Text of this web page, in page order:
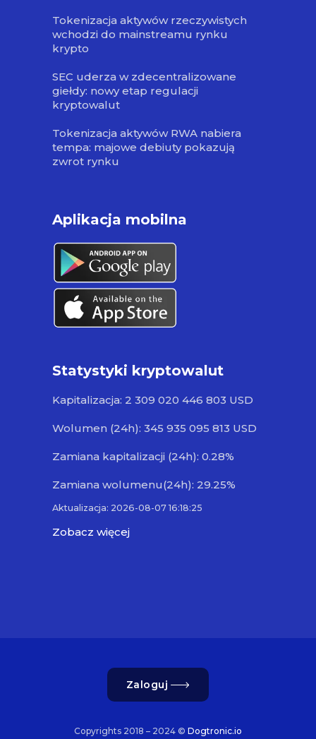
Tokenizacja aktywów rzeczywistych
wchodzi do mainstreamu rynku
krypto
SEC uderza w zdecentralizowane
giełdy: nowy etap regulacji
kryptowalut
Tokenizacja aktywów RWA nabiera
tempa: majowe debiuty pokazują
zwrot rynku
Aplikacja mobilna
Statystyki kryptowalut
Kapitalizacja: 2 309 020 446 803 USD
Wolumen (24h): 345 935 095 813 USD
Zamiana kapitalizacji (24h): 0.28%
Zamiana wolumenu(24h): 29.25%
Aktualizacja: 2026-08-07 16:18:25
Zobacz więcej
Zaloguj
Copyrights 2018 – 2024 © Dogtronic.io